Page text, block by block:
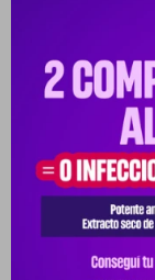
PROPOLEO-D
POMO X 50 GR.
PYG 83.966
70.531